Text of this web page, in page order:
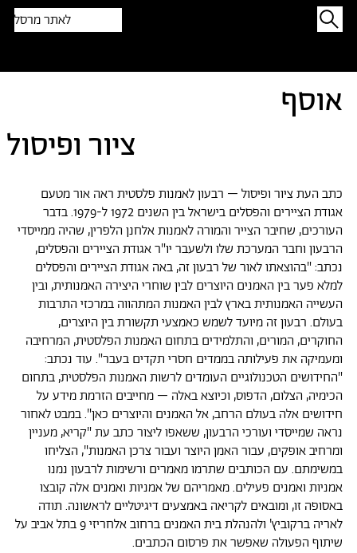
לאתר מרסל
כתב העת ציור ופיסול – רבעון לאמנות פלסטית ראה אור מטעם
אגודת הציירים והפסלים בישראל בין השנים 1972 ל-1979. בדבר
העורכים, שחיבר הצייר והמורה לאמנות אלחנן הלפרין, שהיה ממייסדי
הרבעון וחבר המערכת שלו ולשעבר יו"ר אגודת הציירים והפסלים,
נכתב: "בהוצאתו לאור של רבעון זה, באה אגודת הציירים והפסלים
למלא פער בין האמנים היוצרים לבין שוחרי היצירה האמנותית, ובין
העשייה האמנותית בארץ לבין האמנות המתהווה במרכזי התרבות
בעולם. רבעון זה מיועד לשמש כאמצעי תקשורת בין היוצרים,
החוקרים, המורים, והתלמידים בתחום האמנות הפלסטית, המרחיבה
ומעמיקה את פעילותה בממדים חסרי תקדים בעבר". עוד נכתב:
"החידושים הטכנולוגיים העומדים לרשות האמנות הפלסטית, בתחום
הכימיה, הצלום, הדפוס, וכיוצא באלה – מחייבים הזרמת מידע על
חידושים אלה בעולם הרחב, אל האמנים והיוצרים כאן". במבט לאחור
נראה שמייסדי ועורכי הרבעון, ששאפו ליצור כתב עת "קריא, מעניין
ומרחיב אופקים, עבור האמן היוצר ועבור צרכן האמנות", הצליחו
במשימתם. עם הכותבים שתרמו מאמרים ורשימות לרבעון נמנו
אמניות ואמנים פעילים. מאמריהם של אמניות ואמנים אלה קובצו
באסופה זו, ומובאים לקריאה באמצעים דיגיטליים לראשונה. תודה
לאריה ברקוביץ' ולהנהלת בית האמנים ברחוב אלחריזי 9 בתל אביב על
שיתוף הפעולה שאפשר את פרסום הכתבים.
ציור ופיסול
אוסף